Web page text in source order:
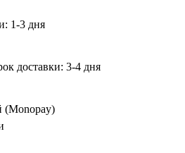
1-3 дня
доставки: 3-4 дня
(Monopay)